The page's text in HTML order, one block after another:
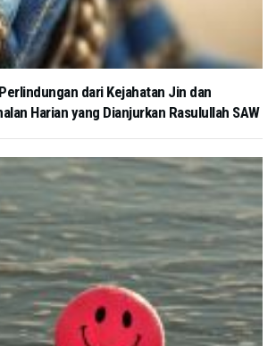
dari Kejahatan Jin dan
Harian yang Dianjurkan Rasulullah SAW